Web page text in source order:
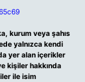
kurum veya şahıs
yalnızca kendi
yer alan içerikler
kişiler hakkında
ile isim